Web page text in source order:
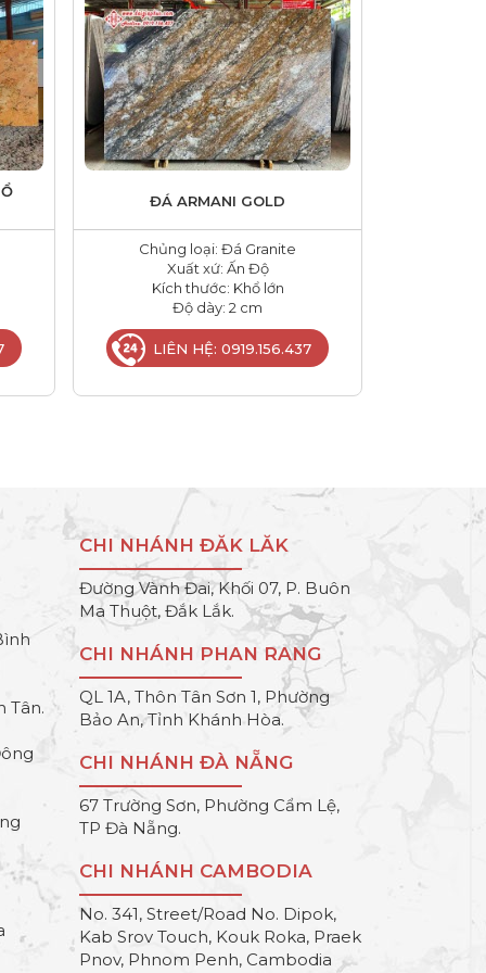
ĐÁ ARMANI GOLD
Chủng loại: Đá Granite
Xuất xứ: Ấn Độ
Kích thước: Khổ lớn
Độ dày: 2 cm
LIÊN HỆ: 0919.156.437
Tân.
CHI NHÁNH ĐĂK LĂK
Đường Vành Đai, Khối 07, P. Buôn
Ma Thuột, Đắk Lắk.
CHI NHÁNH PHAN RANG
QL 1A, Thôn Tân Sơn 1, Phường
Bảo An, Tỉnh Khánh Hòa.
CHI NHÁNH ĐÀ NẴNG
67 Trường Sơn, Phường Cẩm Lệ,
TP Đà Nẵng.
CHI NHÁNH CAMBODIA
No. 341, Street/Road No. Dipok,
Kab Srov Touch, Kouk Roka, Praek
Pnov, Phnom Penh, Cambodia